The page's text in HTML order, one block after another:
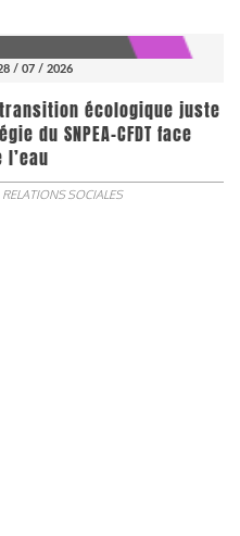
/ 07 / 2026
écologique juste
du SNPEA-CFDT face
RELATIONS SOCIALES